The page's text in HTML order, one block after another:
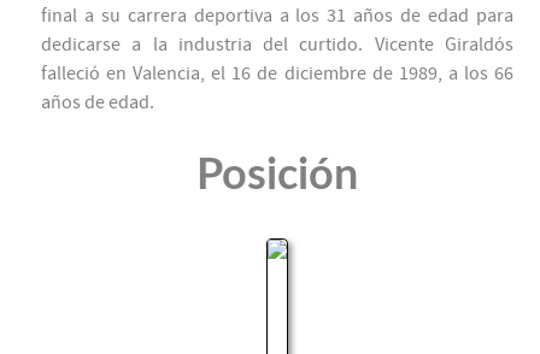
final a su carrera deportiva a los 31 años de edad para
dedicarse a la industria del curtido. Vicente Giraldós
falleció en Valencia, el 16 de diciembre de 1989, a los 66
años de edad.
Posición